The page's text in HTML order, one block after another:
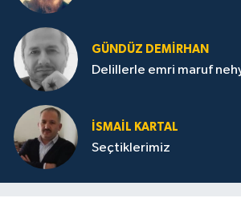
GÜNDÜZ DEMIRHAN
Delillerle emri maruf
İSMAIL KARTAL
Seçtiklerimiz